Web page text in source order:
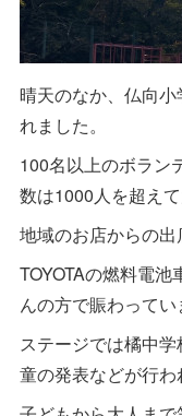
晴天のなか、仏向小
れました。
100名以上のボラン
数は1000人を超えて
地域のお店からの
TOYOTAの燃料電
んの方で賑わってい
ステージでは橘中
童の発表などが行わ